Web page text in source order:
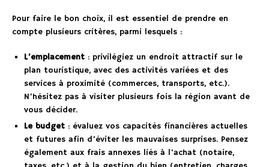
Pour faire le bon choix, il est essentiel de prendre en
compte plusieurs critères, parmi lesquels :
L’emplacement : privilégiez un endroit attractif sur le
plan touristique, avec des activités variées et des
services à proximité (commerces, transports, etc.).
N’hésitez pas à visiter plusieurs fois la région avant de
vous décider.
Le budget : évaluez vos capacités financières actuelles
et futures afin d’éviter les mauvaises surprises. Pensez
également aux frais annexes liés à l’achat (notaire,